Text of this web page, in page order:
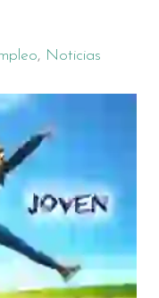
, Noticias